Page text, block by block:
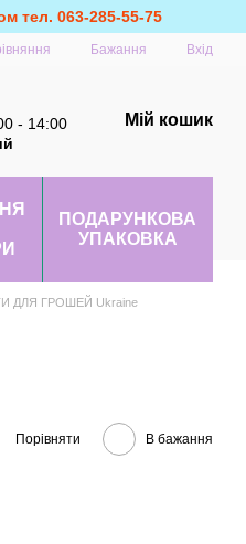
тел. 063-285-55-75
Бажання Вхід
- 14:00
Мій кошик
ПОДАРУНКОВА
УПАКОВКА
ДЛЯ ГРОШЕЙ Ukraine
Порівняти В бажання